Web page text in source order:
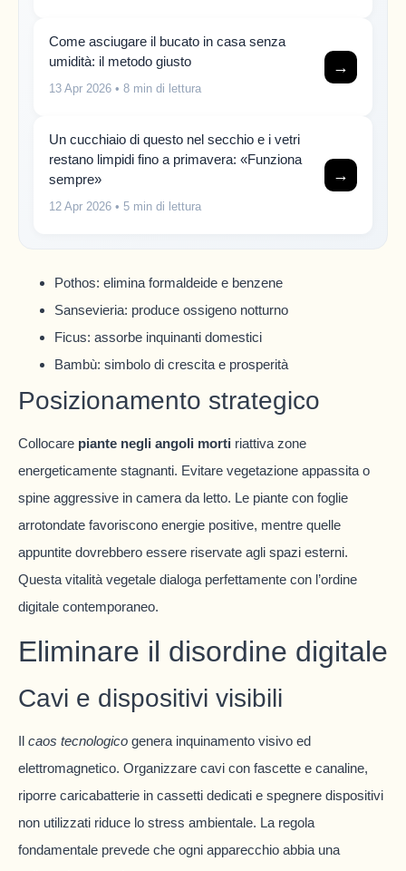
Come asciugare il bucato in casa senza
umidità: il metodo giusto
13 Apr 2026 • 8 min di lettura
→
Un cucchiaio di questo nel secchio e i vetri
restano limpidi fino a primavera: «Funziona
sempre»
12 Apr 2026 • 5 min di lettura
→
Pothos: elimina formaldeide e benzene
Sansevieria: produce ossigeno notturno
Ficus: assorbe inquinanti domestici
Bambù: simbolo di crescita e prosperità
Posizionamento strategico
Collocare piante negli angoli morti riattiva zone
energeticamente stagnanti. Evitare vegetazione appassita o
spine aggressive in camera da letto. Le piante con foglie
arrotondate favoriscono energie positive, mentre quelle
appuntite dovrebbero essere riservate agli spazi esterni.
Questa vitalità vegetale dialoga perfettamente con l’ordine
digitale contemporaneo.
Eliminare il disordine digitale
Cavi e dispositivi visibili
Il caos tecnologico genera inquinamento visivo ed
elettromagnetico. Organizzare cavi con fascette e canaline,
riporre caricabatterie in cassetti dedicati e spegnere dispositivi
non utilizzati riduce lo stress ambientale. La regola
fondamentale prevede che ogni apparecchio abbia una